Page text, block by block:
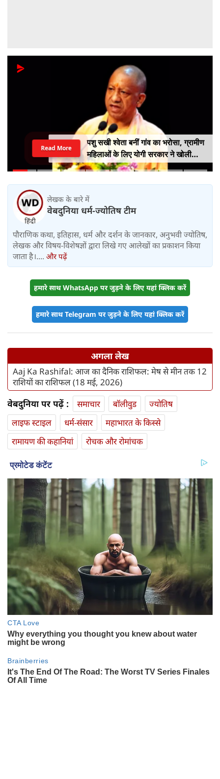
पशु सखी श्वेता बनीं गांव का भरोसा, ग्रामीण
महिलाओं के लिए योगी सरकार ने खोली
आत्मनिर्भरता की राह
Read More
लेखक के बारे में
वेबदुनिया धर्म-ज्योतिष टीम
पौराणिक कथा, इतिहास, धर्म और दर्शन के जानकार, अनुभवी ज्योतिष,
लेखक और विषय-विशेषज्ञों द्वारा लिखे गए आलेखों का प्रकाशन किया
जाता है।.... और पढ़ें
हमारे साथ WhatsApp पर जुड़ने के लिए यहां क्लिक करें
हमारे साथ Telegram पर जुड़ने के लिए यहां क्लिक करें
अगला लेख
Aaj Ka Rashifal: आज का दैनिक राशिफल: मेष से मीन तक 12
राशियों का राशिफल (18 मई, 2026)
वेबदुनिया पर पढ़ें : समाचार बॉलीवुड
ज्योतिष
लाइफ स्‍टाइल
धर्म-संसार
महाभारत के किस्से
रामायण की कहानियां
रोचक और रोमांचक